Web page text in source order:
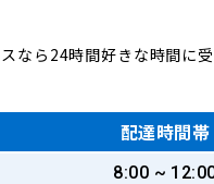
なら24時間好きな時間に
配達時間帯
8:00 ~